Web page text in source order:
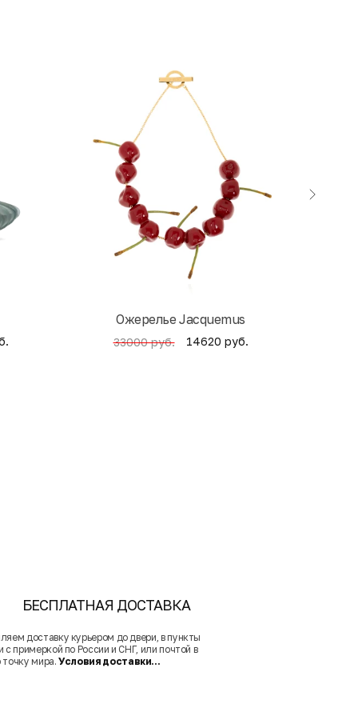
Ожерелье Jacquemus
33000 руб. 14620 руб.
БЕСПЛАТНАЯ ДОСТАВКА
доставку курьером до двери, в пункты
с примеркой по России и СНГ, или почтой в
мира.Условия доставки...